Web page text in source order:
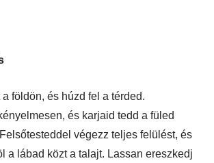
földön, és húzd fel a térded.
és karjaid tedd a füled
végezz teljes felülést, és
a lábad közt a talajt. Lassan ereszkedj